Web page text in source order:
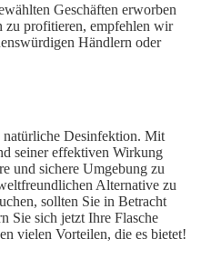
Geschäften erworben
zu profitieren, empfehlen wir
Händlern oder
Desinfektion. Mit
seiner effektiven Wirkung
und sichere Umgebung zu
Alternative zu
sollten Sie in Betracht
Sie sich jetzt Ihre Flasche
vielen Vorteilen, die es bietet!